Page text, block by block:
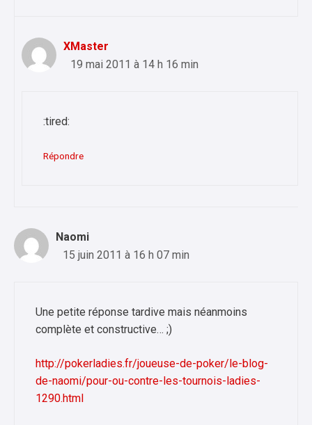
XMaster
19 mai 2011 à 14 h 16 min
:tired:
Répondre
Naomi
15 juin 2011 à 16 h 07 min
Une petite réponse tardive mais néanmoins
complète et constructive… ;)
http://pokerladies.fr/joueuse-de-poker/le-blog-
de-naomi/pour-ou-contre-les-tournois-ladies-
1290.html